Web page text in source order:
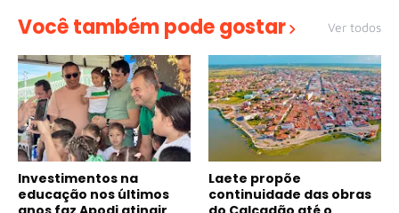
Você também pode gostar Ver todos
Investimentos na
educação nos últimos
Laete propõe
continuidade das obras